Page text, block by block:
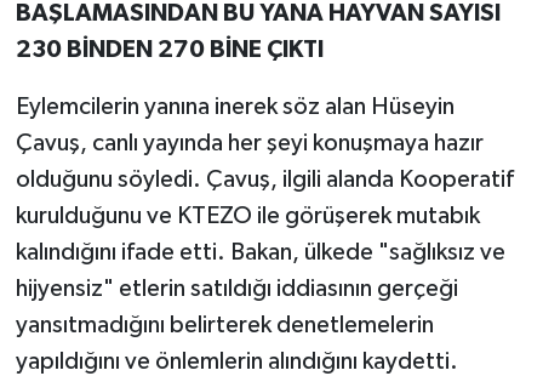
BAŞLAMASINDAN BU YANA HAYVAN SAYISI
230 BİNDEN 270 BİNE ÇIKTI
Eylemcilerin yanına inerek söz alan Hüseyin
Çavuş, canlı yayında her şeyi konuşmaya hazır
olduğunu söyledi. Çavuş, ilgili alanda Kooperatif
kurulduğunu ve KTEZO ile görüşerek mutabık
kalındığını ifade etti. Bakan, ülkede "sağlıksız ve
hijyensiz" etlerin satıldığı iddiasının gerçeği
yansıtmadığını belirterek denetlemelerin
yapıldığını ve önlemlerin alındığını kaydetti.